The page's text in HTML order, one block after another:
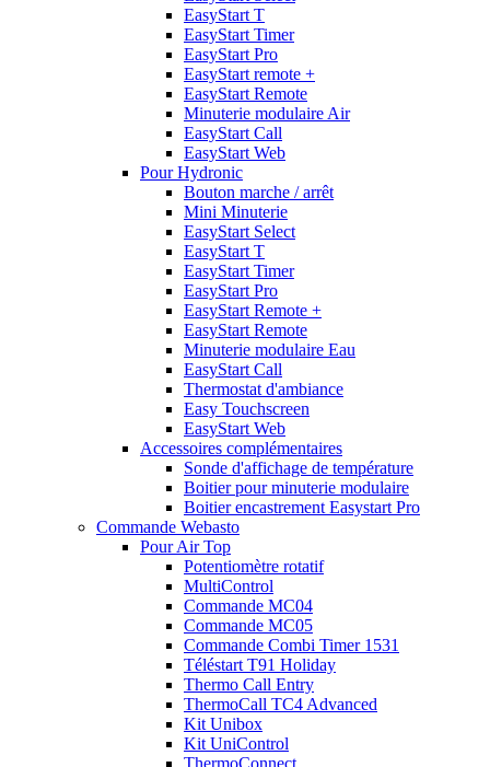
EasyStart T
EasyStart Timer
EasyStart Pro
EasyStart remote +
EasyStart Remote
Minuterie modulaire Air
EasyStart Call
EasyStart Web
Pour Hydronic
Bouton marche / arrêt
Mini Minuterie
EasyStart Select
EasyStart T
EasyStart Timer
EasyStart Pro
EasyStart Remote +
EasyStart Remote
Minuterie modulaire Eau
EasyStart Call
Thermostat d'ambiance
Easy Touchscreen
EasyStart Web
Accessoires complémentaires
Sonde d'affichage de température
Boitier pour minuterie modulaire
Boitier encastrement Easystart Pro
Commande Webasto
Pour Air Top
Potentiomètre rotatif
MultiControl
Commande MC04
Commande MC05
Commande Combi Timer 1531
Téléstart T91 Holiday
Thermo Call Entry
ThermoCall TC4 Advanced
Kit Unibox
Kit UniControl
ThermoConnect